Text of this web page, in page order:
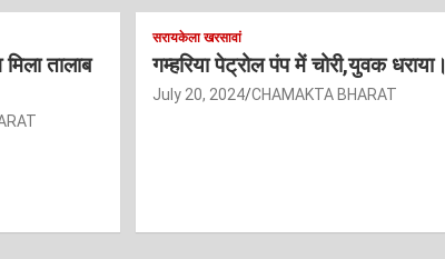
तालाब
सरायकेला खरसावां
गम्हरिया पेट्रोल पंप में चोरी,युवक धराया।
July 20, 2024 CHAMAKTA BHARAT